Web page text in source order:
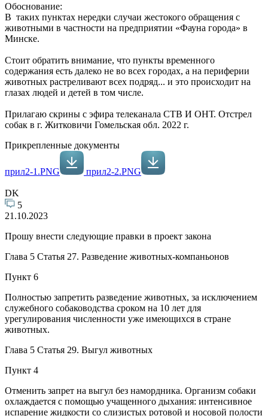
Обоснование:
В таких пунктах нередки случаи жестокого обращения с
животными в частности на предприятии «Фауна города» в
Минске.
Стоит обратить внимание, что пункты временного
содержания есть далеко не во всех городах, а на периферии
животных растреливают всех подряд... и это происходит на
глазах людей и детей в том числе.
Прилагаю скрины с эфира телеканала СТВ И ОНТ. Отстрел
собак в г. Житковичи Гомельская обл. 2022 г.
Прикрепленные документы
прил2-1.PNG прил2-2.PNG
DK
5
21.10.2023
Прошу внести следующие правки в проект закона
Глава 5 Статья 27. Разведение животных-компаньонов
Пункт 6
Полностью запретить разведение животных, за исключением
служебного собаководства сроком на 10 лет для
урегулирования численности уже имеющихся в стране
животных.
Глава 5 Статья 29. Выгул животных
Пункт 4
Отменить запрет на выгул без намордника. Организм собаки
охлаждается с помощью учащенного дыхания: интенсивное
испарение жидкости со слизистых ротовой и носовой полости